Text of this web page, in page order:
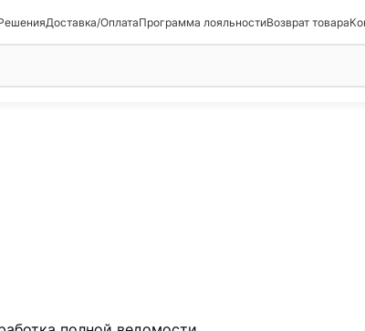
Доставка/ОплатаПрограмма лояльностиВозврат товара